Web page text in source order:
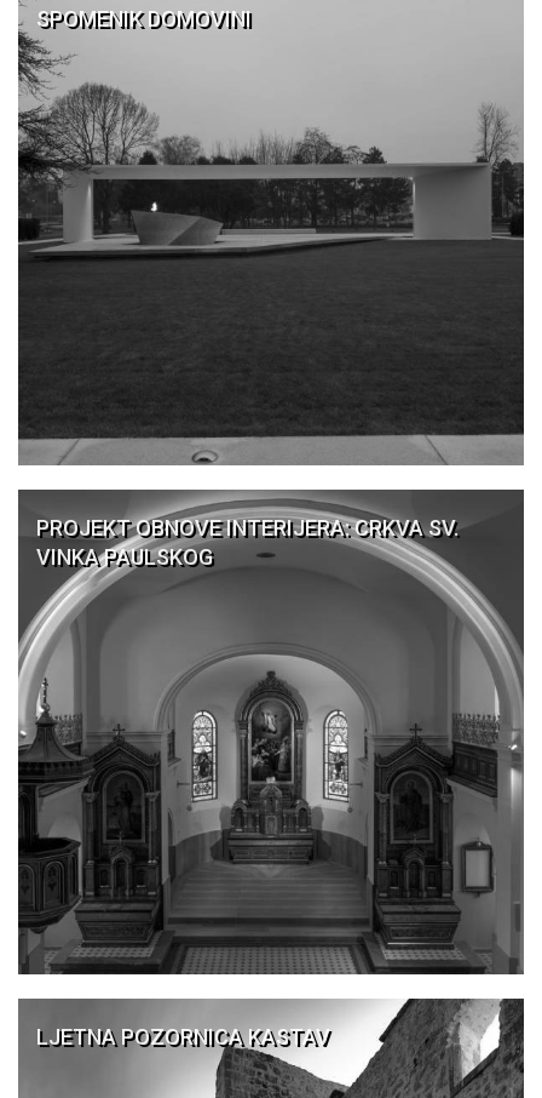
SPOMENIK DOMOVINI
PROJEKT OBNOVE INTERIJERA: CRKVA SV.
VINKA PAULSKOG
LJETNA POZORNICA KASTAV